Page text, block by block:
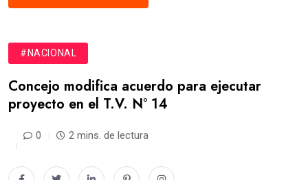
#NACIONAL
Concejo modifica acuerdo para ejecutar
proyecto en el T.V. N° 14
0 2 mins. de lectura